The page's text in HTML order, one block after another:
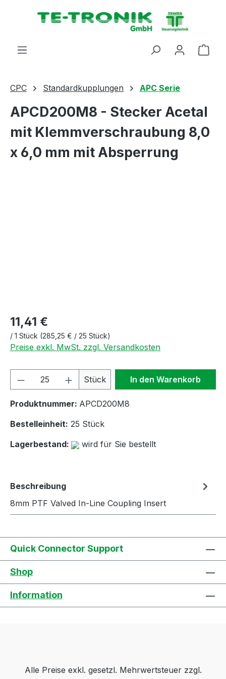
springen
CPC Standardkupplungen APC Serie
APCD200M8 - Stecker Acetal
mit Klemmverschraubung 8,0
x 6,0 mm mit Absperrung
11,41 €
/ 1 Stück (285,25 € / 25 Stück)
Preise exkl. MwSt. zzgl. Versandkosten
Produkt Anzahl: Gib den
Stück In den Warenkorb
Produktnummer: APCD200M8
Bestelleinheit: 25 Stück
Lagerbestand:
wird für Sie bestellt
Beschreibung
8mm PTF Valved In-Line Coupling Insert
Quick Connector Support
Shop
Information
Alle Preise exkl. gesetzl. Mehrwertsteuer zzgl.